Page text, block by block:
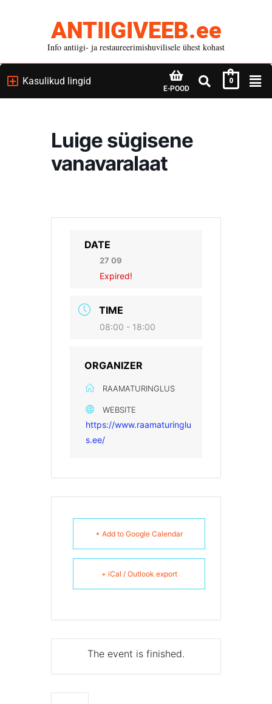
ANTIIGIVEEB.ee
Info antiigi- ja restaureerimishuvilisele ühest kohast
Kasulikud lingid
E-POOD
0
Luige sügisene
vanavaralaat
DATE
27 09
Expired!
TIME
08:00 - 18:00
ORGANIZER
RAAMATURINGLUS
WEBSITE
https://www.raamaturinglu
s.ee/
+ Add to Google Calendar
+ iCal / Outlook export
The event is finished.